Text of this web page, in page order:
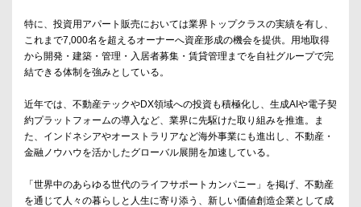
特に、投資用アパート販売においては業界トップクラスの実績を有し、
これまで7,000名を超えるオーナーへ資産形成の機会を提供。用地取得
から開発・建築・管理・入居者募集・賃貸管理までを自社グループで完
結できる体制を強みとしている。
近年では、不動産テックやDX領域への投資も積極化し、生成AIや電子契
約プラットフォームの導入など、業界に先駆けた取り組みを推進。ま
た、インドネシアやオーストラリアなど海外事業にも進出し、不動産・
金融ノウハウを活かしたグローバル展開を加速している。
「世界中のあらゆる世代のライフサポートカンパニー」を掲げ、不動産
を通じて人々の暮らしと人生に寄り添う、新しい価値創造企業として成